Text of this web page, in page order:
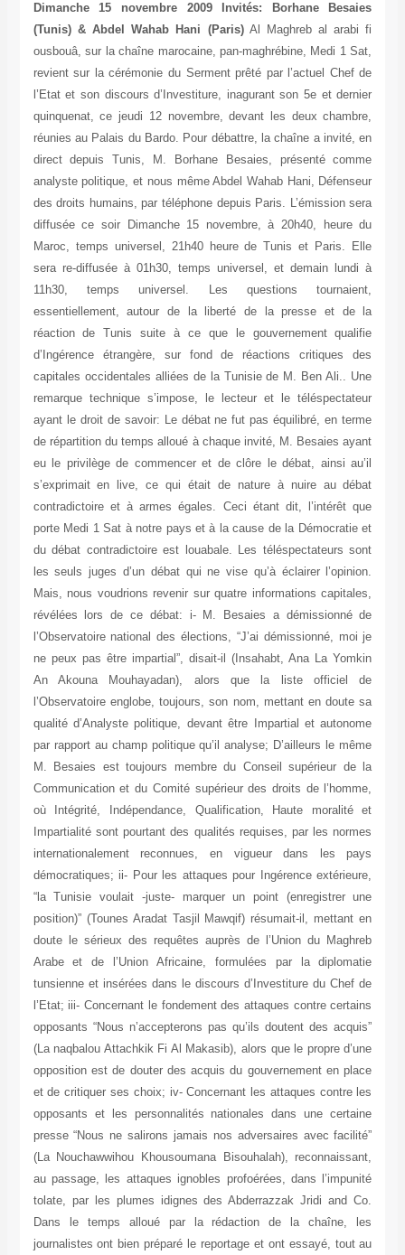
Dimanche 15 novembre 2009 Invités: Borhane Besaies
(Tunis) & Abdel Wahab Hani (Paris)Al Maghreb al arabi fi
ousbouâ, sur la chaîne marocaine, pan-maghrébine, Medi 1 Sat,
revient sur la cérémonie du Serment prêté par l’actuel Chef de
l’Etat et son discours d’Investiture, inagurant son 5e et dernier
quinquenat, ce jeudi 12 novembre, devant les deux chambre,
réunies au Palais du Bardo. Pour débattre, la chaîne a invité, en
direct depuis Tunis, M. Borhane Besaies, présenté comme
analyste politique, et nous même Abdel Wahab Hani, Défenseur
des droits humains, par téléphone depuis Paris. L’émission sera
diffusée ce soir Dimanche 15 novembre, à 20h40, heure du
Maroc, temps universel, 21h40 heure de Tunis et Paris. Elle
sera re-diffusée à 01h30, temps universel, et demain lundi à
11h30, temps universel. Les questions tournaient,
essentiellement, autour de la liberté de la presse et de la
réaction de Tunis suite à ce que le gouvernement qualifie
d’Ingérence étrangère, sur fond de réactions critiques des
capitales occidentales alliées de la Tunisie de M. Ben Ali.. Une
remarque technique s’impose, le lecteur et le téléspectateur
ayant le droit de savoir: Le débat ne fut pas équilibré, en terme
de répartition du temps alloué à chaque invité, M. Besaies ayant
eu le privilège de commencer et de clôre le débat, ainsi au’il
s’exprimait en live, ce qui était de nature à nuire au débat
contradictoire et à armes égales. Ceci étant dit, l’intérêt que
porte Medi 1 Sat à notre pays et à la cause de la Démocratie et
du débat contradictoire est louabale. Les téléspectateurs sont
les seuls juges d’un débat qui ne vise qu’à éclairer l’opinion.
Mais, nous voudrions revenir sur quatre informations capitales,
révélées lors de ce débat: i- M. Besaies a démissionné de
l’Observatoire national des élections, “J’ai démissionné, moi je
ne peux pas être impartial”, disait-il (Insahabt, Ana La Yomkin
An Akouna Mouhayadan), alors que la liste officiel de
l’Observatoire englobe, toujours, son nom, mettant en doute sa
qualité d’Analyste politique, devant être Impartial et autonome
par rapport au champ politique qu’il analyse; D’ailleurs le même
M. Besaies est toujours membre du Conseil supérieur de la
Communication et du Comité supérieur des droits de l’homme,
où Intégrité, Indépendance, Qualification, Haute moralité et
Impartialité sont pourtant des qualités requises, par les normes
internationalement reconnues, en vigueur dans les pays
démocratiques; ii- Pour les attaques pour Ingérence extérieure,
“la Tunisie voulait -juste- marquer un point (enregistrer une
position)” (Tounes Aradat Tasjil Mawqif) résumait-il, mettant en
doute le sérieux des requêtes auprès de l’Union du Maghreb
Arabe et de l’Union Africaine, formulées par la diplomatie
tunsienne et insérées dans le discours d’Investiture du Chef de
l’Etat; iii- Concernant le fondement des attaques contre certains
opposants “Nous n’accepterons pas qu’ils doutent des acquis”
(La naqbalou Attachkik Fi Al Makasib), alors que le propre d’une
opposition est de douter des acquis du gouvernement en place
et de critiquer ses choix; iv- Concernant les attaques contre les
opposants et les personnalités nationales dans une certaine
presse “Nous ne salirons jamais nos adversaires avec facilité”
(La Nouchawwihou Khousoumana Bisouhalah), reconnaissant,
au passage, les attaques ignobles profoérées, dans l’impunité
tolate, par les plumes idignes des Abderrazzak Jridi and Co.
Dans le temps alloué par la rédaction de la chaîne, les
journalistes ont bien préparé le reportage et ont essayé, tout au